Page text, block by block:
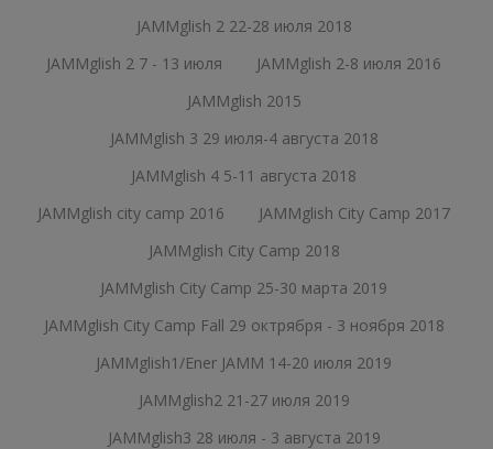
JAMMglish 2 22-28 июля 2018
JAMMglish 2 7 - 13 июля
JAMMglish 2-8 июля 2016
JAMMglish 2015
JAMMglish 3 29 июля-4 августа 2018
JAMMglish 4 5-11 августа 2018
JAMMglish city camp 2016
JAMMglish City Camp 2017
JAMMglish City Camp 2018
JAMMglish City Camp 25-30 марта 2019
JAMMglish City Camp Fall 29 октрября - 3 ноября 2018
JAMMglish1/Ener JAMM 14-20 июля 2019
JAMMglish2 21-27 июля 2019
JAMMglish3 28 июля - 3 августа 2019